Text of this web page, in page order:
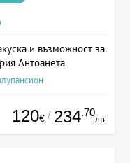
и възможност за
Антоанета
120€ / 234.70
лв.